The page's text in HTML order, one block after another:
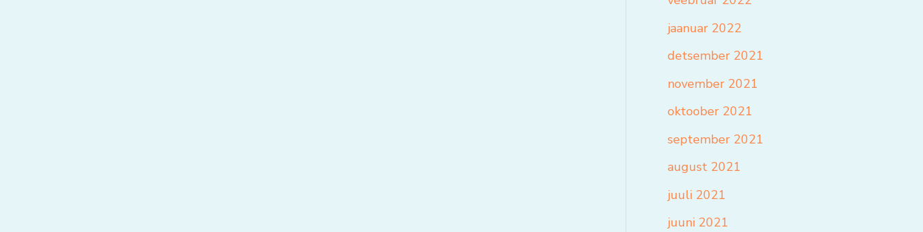
jaanuar 2022
detsember 2021
november 2021
oktoober 2021
september 2021
august 2021
juuli 2021
juuni 2021